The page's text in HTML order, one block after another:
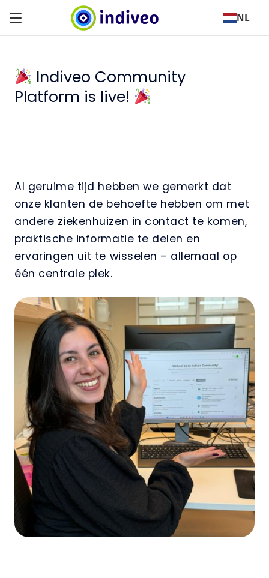
NL
Indiveo Community
Platform is live!
Al geruime tijd hebben we gemerkt dat
onze klanten de behoefte hebben om met
andere ziekenhuizen in contact te komen,
praktische informatie te delen en
ervaringen uit te wisselen – allemaal op
één centrale plek.